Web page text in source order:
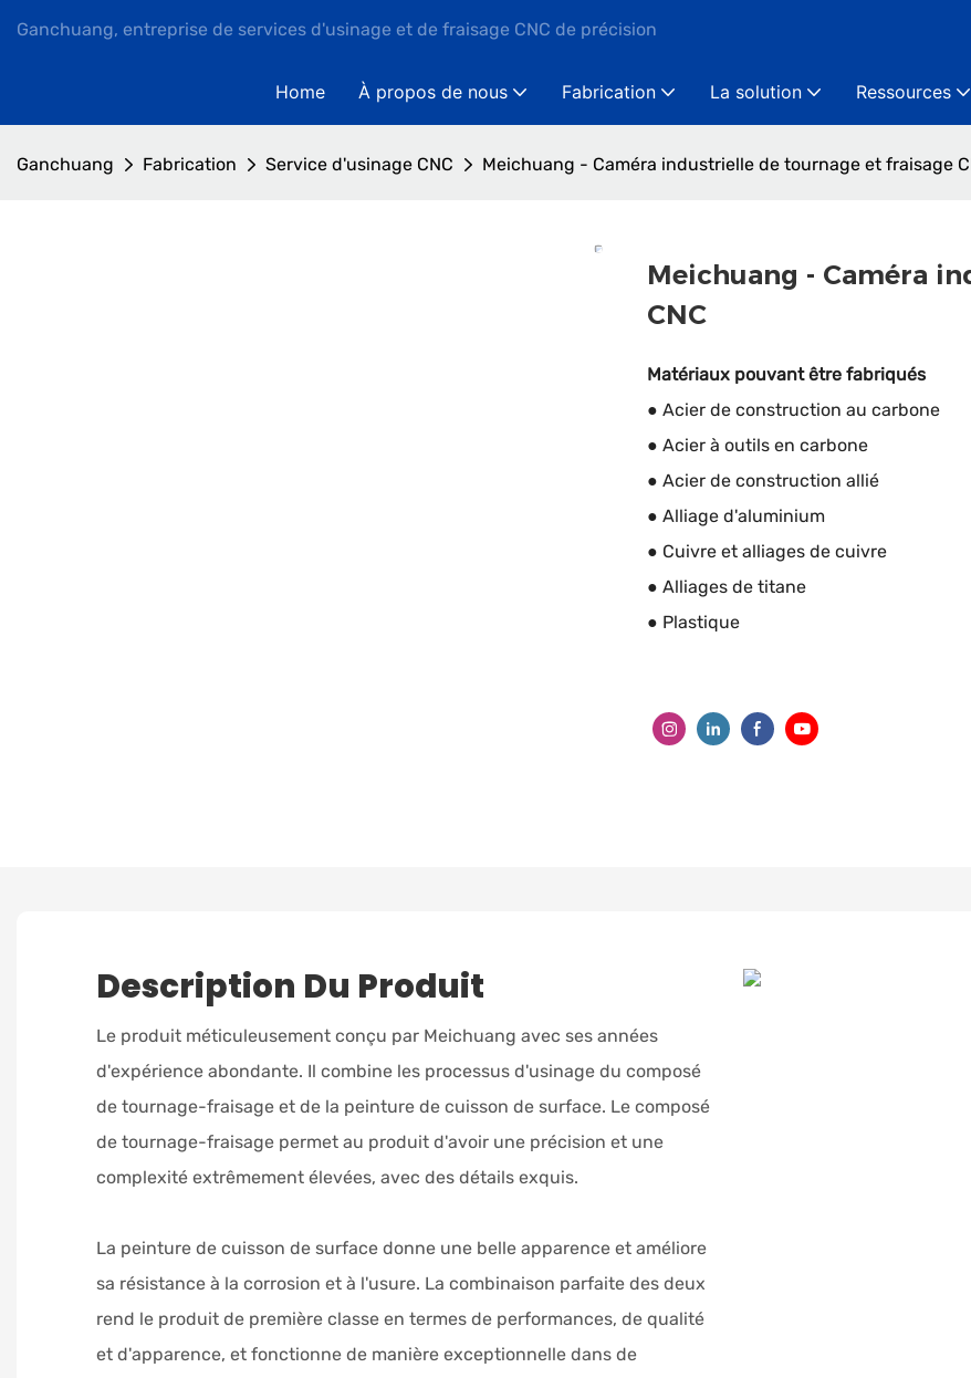
Ganchuang, entreprise de services d'usinage et de fraisage CNC de précision
Home À propos de nous Fabrication La solution Ressources
Ganchuang Fabrication Service d'usinage CNC Meichuang - Caméra industrielle de tournage et fraisage
Meichuang - Caméra
CNC
Matériaux pouvant être fabriqués
● Acier de construction au carbone
● Acier à outils en carbone
● Acier de construction allié
● Alliage d'aluminium
● Cuivre et alliages de cuivre
● Alliages de titane
● Plastique
Description Du Produit
Le produit méticuleusement conçu par Meichuang avec ses années
d'expérience abondante. Il combine les processus d'usinage du composé
de tournage-fraisage et de la peinture de cuisson de surface. Le composé
de tournage-fraisage permet au produit d'avoir une précision et une
complexité extrêmement élevées, avec des détails exquis.
La peinture de cuisson de surface donne une belle apparence et améliore
sa résistance à la corrosion et à l'usure. La combinaison parfaite des deux
rend le produit de première classe en termes de performances, de qualité
et d'apparence, et fonctionne de manière exceptionnelle dans de